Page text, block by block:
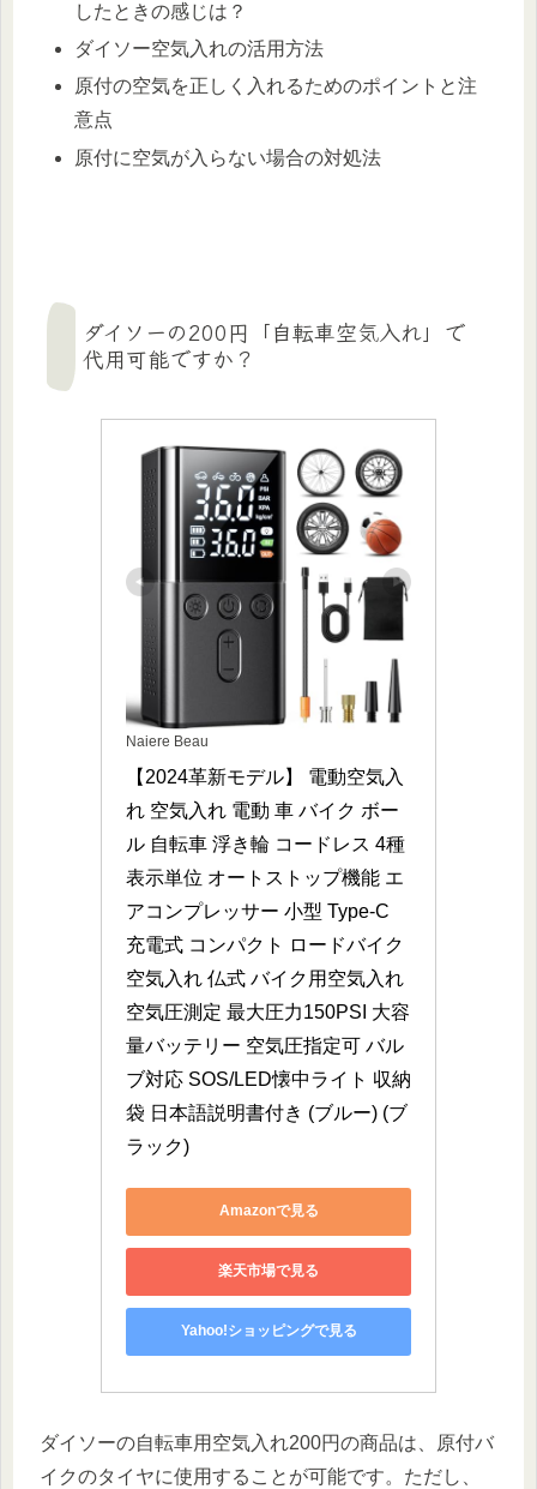
したときの感じは？
ダイソー空気入れの活用方法
原付の空気を正しく入れるためのポイントと注
意点
原付に空気が入らない場合の対処法
ダイソーの200円「自転車空気入れ」で
代用可能ですか？
Naiere Beau
【2024革新モデル】 電動空気入
れ 空気入れ 電動 車 バイク ボー
ル 自転車 浮き輪 コードレス 4種
表示単位 オートストップ機能 エ
アコンプレッサー 小型 Type-C
充電式 コンパクト ロードバイク
空気入れ 仏式 バイク用空気入れ
空気圧測定 最大圧力150PSI 大容
量バッテリー 空気圧指定可 バル
ブ対応 SOS/LED懐中ライト 収納
袋 日本語説明書付き (ブルー) (ブ
ラック)
Amazonで見る
楽天市場で見る
Yahoo!ショッピングで見る
ダイソーの自転車用空気入れ200円の商品は、原付バ
イクのタイヤに使用することが可能です。ただし、